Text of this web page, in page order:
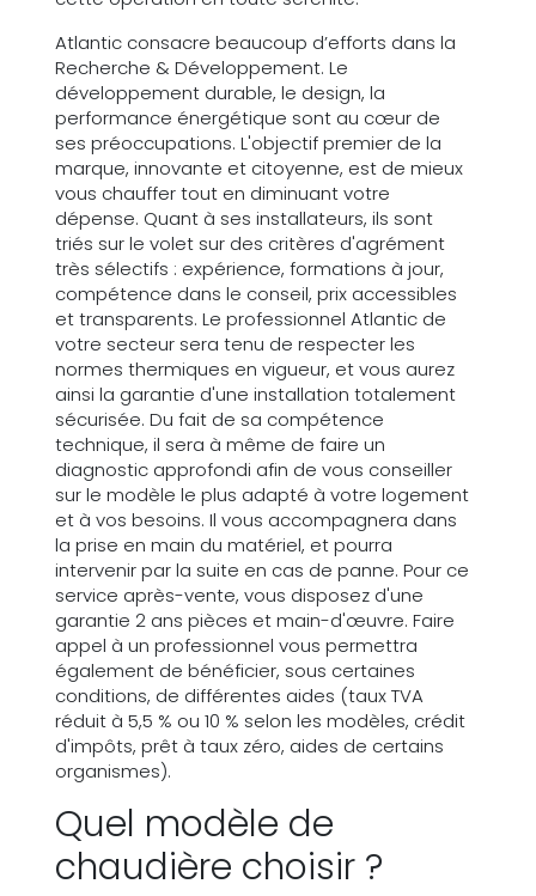
Atlantic consacre beaucoup d’efforts dans la
Recherche & Développement. Le
développement durable, le design, la
performance énergétique sont au cœur de
ses préoccupations. L'objectif premier de la
marque, innovante et citoyenne, est de mieux
vous chauffer tout en diminuant votre
dépense. Quant à ses installateurs, ils sont
triés sur le volet sur des critères d'agrément
très sélectifs : expérience, formations à jour,
compétence dans le conseil, prix accessibles
et transparents. Le professionnel Atlantic de
votre secteur sera tenu de respecter les
normes thermiques en vigueur, et vous aurez
ainsi la garantie d'une installation totalement
sécurisée. Du fait de sa compétence
technique, il sera à même de faire un
diagnostic approfondi afin de vous conseiller
sur le modèle le plus adapté à votre logement
et à vos besoins. Il vous accompagnera dans
la prise en main du matériel, et pourra
intervenir par la suite en cas de panne. Pour ce
service après-vente, vous disposez d'une
garantie 2 ans pièces et main-d'œuvre. Faire
appel à un professionnel vous permettra
également de bénéficier, sous certaines
conditions, de différentes aides (taux TVA
réduit à 5,5 % ou 10 % selon les modèles, crédit
d'impôts, prêt à taux zéro, aides de certains
organismes).
Quel modèle de
chaudière choisir ?